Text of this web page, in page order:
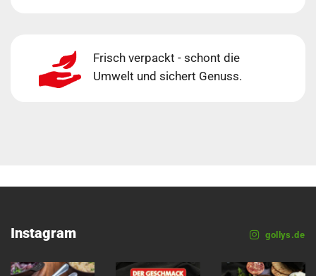
Frisch verpackt - schont die
Umwelt und sichert Genuss.
Instagram gollys.de